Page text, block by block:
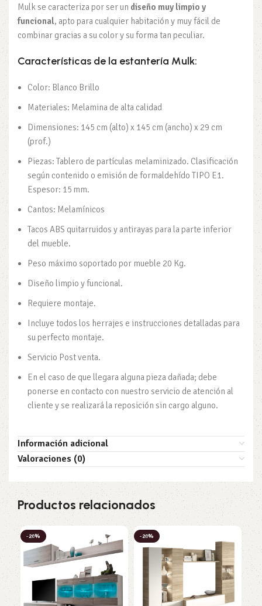
Mulk se caracteriza por ser un diseño muy limpio y
funcional, apto para cualquier habitación y muy fácil de
combinar gracias a su color y su forma tan peculiar.
Características de la estantería Mulk:
Color: Blanco Brillo
Materiales: Melamina de alta calidad
Dimensiones: 145 cm (alto) x 145 cm (ancho) x 29 cm
(prof.)
Piezas: Tablero de partículas melaminizado. Clasificación
según contenido o emisión de formaldehído TIPO E1.
Espesor: 15 mm.
Cantos: Melamínicos
Tacos ABS quitarruidos y antirayas para la parte inferior
del mueble.
Peso máximo soportado por mueble 20 Kg.
Diseño limpio y funcional.
Requiere montaje.
Incluye todos los herrajes e instrucciones detalladas para
su perfecto montaje.
Servicio Post venta.
En el caso de que llegara alguna pieza dañada; debe
ponerse en contacto con nuestro servicio de atención al
cliente y se realizará la reposición sin cargo alguno.
Información adicional
Valoraciones (0)
Productos relacionados
-20% -20%